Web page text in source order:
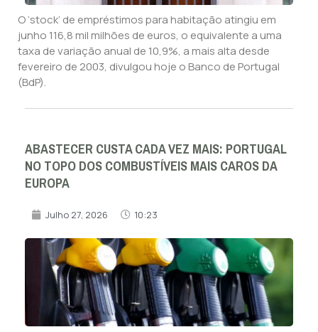
O ‘stock’ de empréstimos para habitação atingiu em
junho 116,8 mil milhões de euros, o equivalente a uma
taxa de variação anual de 10,9%, a mais alta desde
fevereiro de 2003, divulgou hoje o Banco de Portugal
(BdP).
ABASTECER CUSTA CADA VEZ MAIS: PORTUGAL
NO TOPO DOS COMBUSTÍVEIS MAIS CAROS DA
EUROPA
Julho 27, 2026 10:23